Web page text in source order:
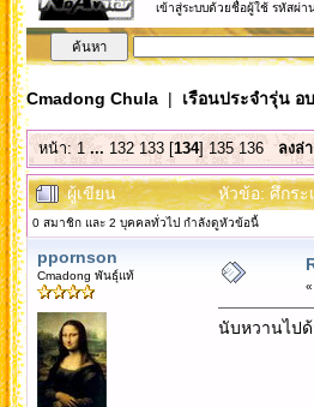
เข้าสู่ระบบด้วยชื่อผู้ใช้ รหัสผ่า
Cmadong Chula| เรือนประจำรุ่น อ
หน้า:1 ... 132 133[134]135 136 ลงล่า
ผู้เขียน หัวข้อ: ศึกระ
0 สมาชิก และ 2 บุคคลทั่วไป กำลังดูหัวข้อนี้
ppornson
Cmadong พันธุ์แท้
«
นับหวานไปด้